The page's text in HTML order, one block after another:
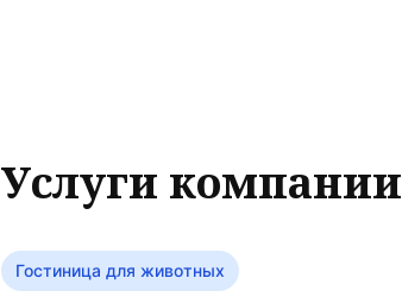
Услуги компании
Гостиница для животных